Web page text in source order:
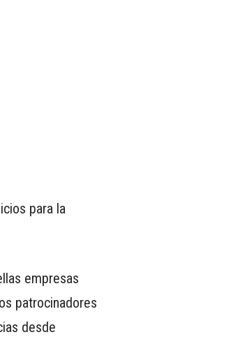
para la
empresas
patrocinadores
desde